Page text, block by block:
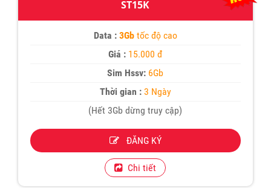
ST15K
Data :3Gb tốc độ cao
Giá : 15.000 đ
Sim Hssv: 6Gb
Thời gian :3 Ngày
(Hết 3Gb dừng truy cập)
ĐĂNG KÝ
Chi tiết